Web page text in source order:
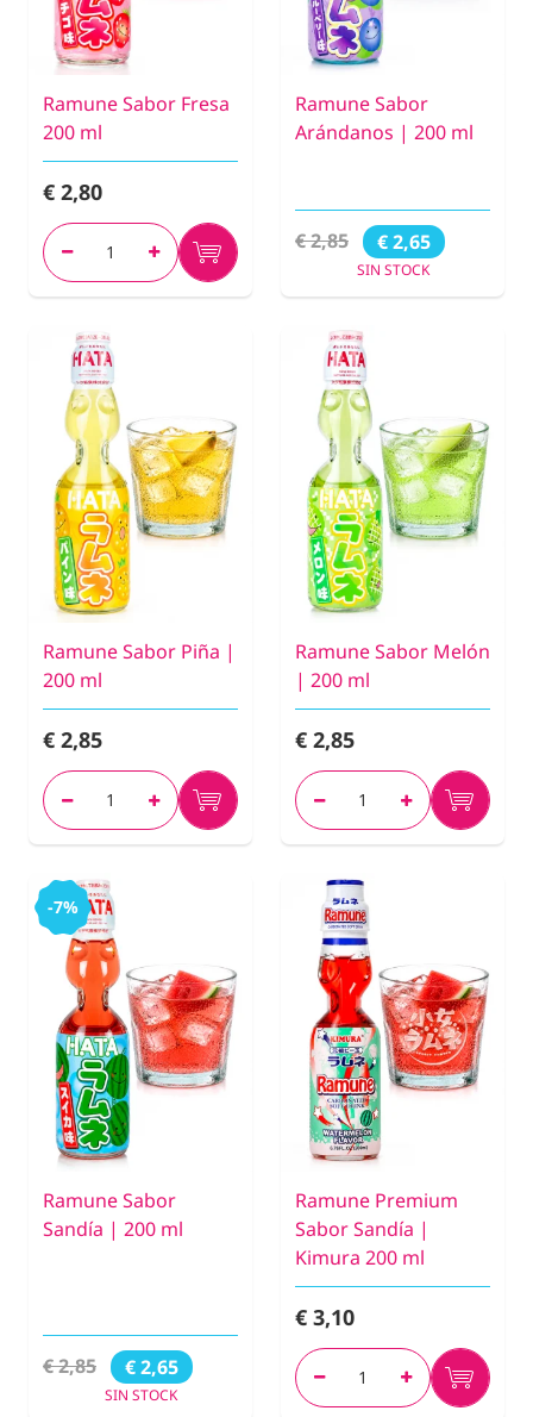
Ramune Sabor Fresa
200 ml
€ 2,80
Ramune Sabor
Arándanos | 200 ml
€ 2,85 € 2,65
SIN STOCK
Ramune Sabor Piña |
200 ml
€ 2,85
Ramune Sabor Melón
| 200 ml
€ 2,85
-7%
Ramune Sabor
Sandía | 200 ml
€ 2,85 € 2,65
SIN STOCK
Ramune Premium
Sabor Sandía |
Kimura 200 ml
€ 3,10